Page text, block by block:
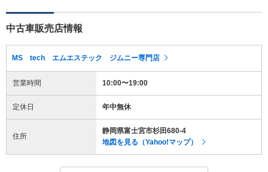
中古車販売店情報
MS tech エムエステック ジムニー専門店
営業時間 10:00〜19:00
定休日 年中無休
住所
静岡県富士宮市杉田680-4
地図を見る（Yahoo!マップ）